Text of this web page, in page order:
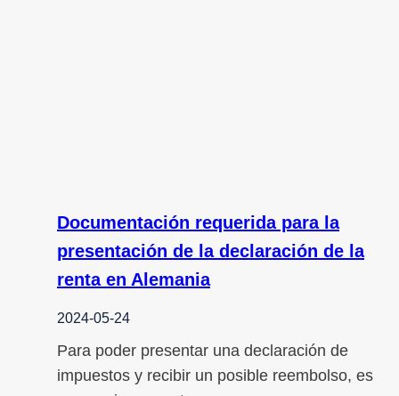
Documentación requerida para la
presentación de la declaración de la
renta en Alemania
2024-05-24
Para poder presentar una declaración de
impuestos y recibir un posible reembolso, es